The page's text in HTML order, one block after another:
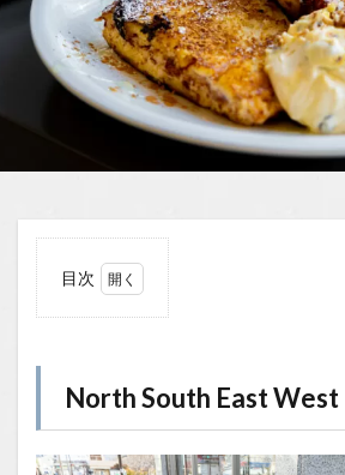
目次
West
1.1
場所
North South East West